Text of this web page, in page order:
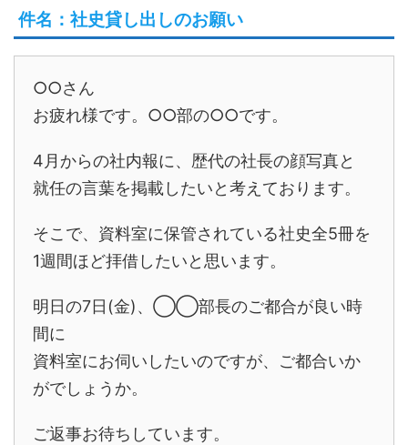
件名：社史貸し出しのお願い
○○さん
お疲れ様です。○○部の○○です。
4月からの社内報に、歴代の社長の顔写真と
就任の言葉を掲載したいと考えております。
そこで、資料室に保管されている社史全5冊を
1週間ほど拝借したいと思います。
明日の7日(金)、◯◯部長のご都合が良い時
間に
資料室にお伺いしたいのですが、ご都合いか
がでしょうか。
ご返事お待ちしています。